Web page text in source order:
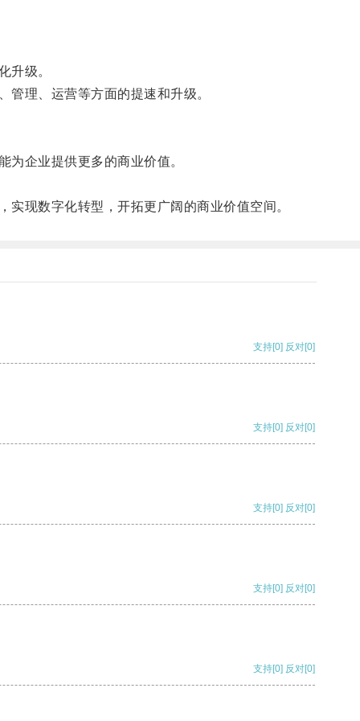
升级。
理、运营等方面的提速和升级。
企业提供更多的商业价值。
现数字化转型，开拓更广阔的商业价值空间。
支持[0] 反对[0]
支持[0] 反对[0]
支持[0] 反对[0]
支持[0] 反对[0]
支持[0] 反对[0]